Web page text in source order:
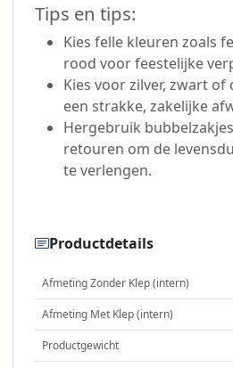
Tips en tips:
Kies felle kleuren zoals
rood voor feestelijke
Kies voor zilver, zwart
een strakke, zakelijke
Hergebruik
retouren om de
te verlengen.
Productdetails
Afmeting Zonder Klep (intern)
Afmeting Met Klep (intern)
Productgewicht